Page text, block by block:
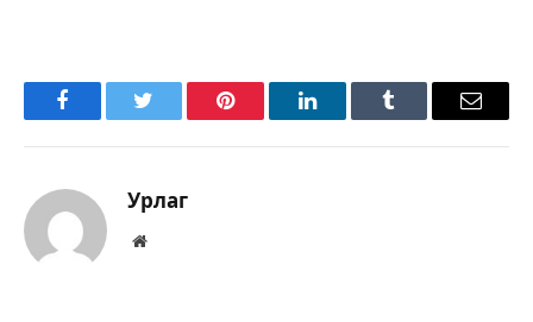
FacebookTwitter Pinterest LinkedInTumblr Имэйл
Урлаг
Вэбсайт